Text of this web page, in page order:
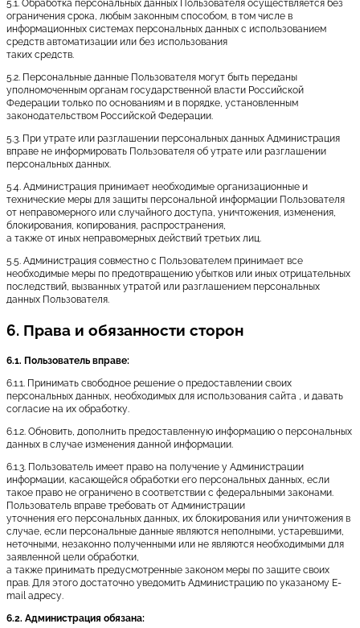
5.1. Обработка персональных данных Пользователя осуществляется без
ограничения срока, любым законным способом, в том числе в
информационных системах персональных данных с использованием
средств автоматизации или без использования
таких средств.
5.2. Персональные данные Пользователя могут быть переданы
уполномоченным органам государственной власти Российской
Федерации только по основаниям и в порядке, установленным
законодательством Российской Федерации.
5.3. При утрате или разглашении персональных данных Администрация
вправе не информировать Пользователя об утрате или разглашении
персональных данных.
5.4. Администрация принимает необходимые организационные и
технические меры для защиты персональной информации Пользователя
от неправомерного или случайного доступа, уничтожения, изменения,
блокирования, копирования, распространения,
а также от иных неправомерных действий третьих лиц.
5.5. Администрация совместно с Пользователем принимает все
необходимые меры по предотвращению убытков или иных отрицательных
последствий, вызванных утратой или разглашением персональных
данных Пользователя.
6. Права и обязанности сторон
6.1. Пользователь вправе:
6.1.1. Принимать свободное решение о предоставлении своих
персональных данных, необходимых для использования сайта , и давать
согласие на их обработку.
6.1.2. Обновить, дополнить предоставленную информацию о персональных
данных в случае изменения данной информации.
6.1.3. Пользователь имеет право на получение у Администрации
информации, касающейся обработки его персональных данных, если
такое право не ограничено в соответствии с федеральными законами.
Пользователь вправе требовать от Администрации
уточнения его персональных данных, их блокирования или уничтожения в
случае, если персональные данные являются неполными, устаревшими,
неточными, незаконно полученными или не являются необходимыми для
заявленной цели обработки,
а также принимать предусмотренные законом меры по защите своих
прав. Для этого достаточно уведомить Администрацию по указаному E-
mail адресу.
6.2. Администрация обязана: